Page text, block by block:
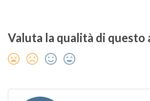
Valuta la qualità di questo